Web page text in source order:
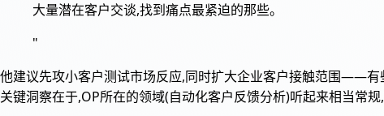
大量潜在客户交谈,找到痛点最紧迫的那些。
"
他建议先攻小客户测试市场反应,同时扩大企业客户接触范围——有
关键洞察在于,OP所在的领域(自动化客户反馈分析)听起来相当常